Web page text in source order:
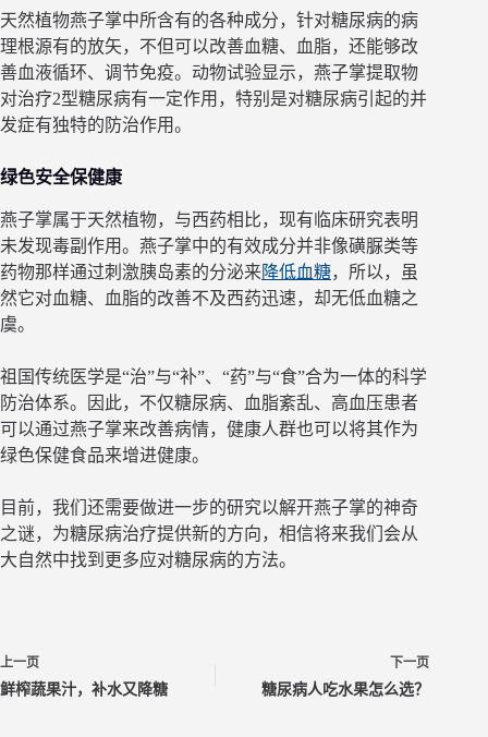
天然植物燕子掌中所含有的各种成分，针对糖尿病的病
理根源有的放矢，不但可以改善血糖、血脂，还能够改
善血液循环、调节免疫。动物试验显示，燕子掌提取物
对治疗2型糖尿病有一定作用，特别是对糖尿病引起的并
发症有独特的防治作用。
绿色安全保健康
燕子掌属于天然植物，与西药相比，现有临床研究表明
未发现毒副作用。燕子掌中的有效成分并非像磺脲类等
药物那样通过刺激胰岛素的分泌来降低血糖，所以，虽
然它对血糖、血脂的改善不及西药迅速，却无低血糖之
虞。
祖国传统医学是“治”与“补”、“药”与“食”合为一体的科学
防治体系。因此，不仅糖尿病、血脂紊乱、高血压患者
可以通过燕子掌来改善病情，健康人群也可以将其作为
绿色保健食品来增进健康。
目前，我们还需要做进一步的研究以解开燕子掌的神奇
之谜，为糖尿病治疗提供新的方向，相信将来我们会从
大自然中找到更多应对糖尿病的方法。
上一页
鲜榨蔬果汁，补水又降糖
下一页
糖尿病人吃水果怎么选？